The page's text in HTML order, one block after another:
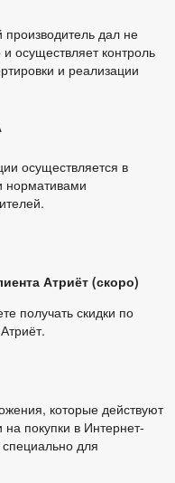
производитель дал не
осуществляет контроль
и реализации
осуществляется в
нормативами
Атриёт (скоро)
получать скидки по
которые действуют
покупки в Интернет-
для